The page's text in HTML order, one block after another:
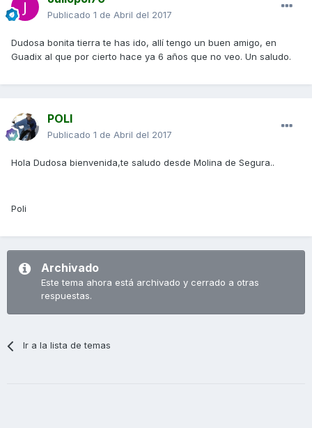
Publicado 1 de Abril del 2017
Dudosa bonita tierra te has ido, allí tengo un buen amigo, en
Guadix al que por cierto hace ya 6 años que no veo. Un saludo.
POLI
Publicado 1 de Abril del 2017
Hola Dudosa bienvenida,te saludo desde Molina de Segura..
Poli
Archivado
Este tema ahora está archivado y cerrado a otras
respuestas.
Ir a la lista de temas